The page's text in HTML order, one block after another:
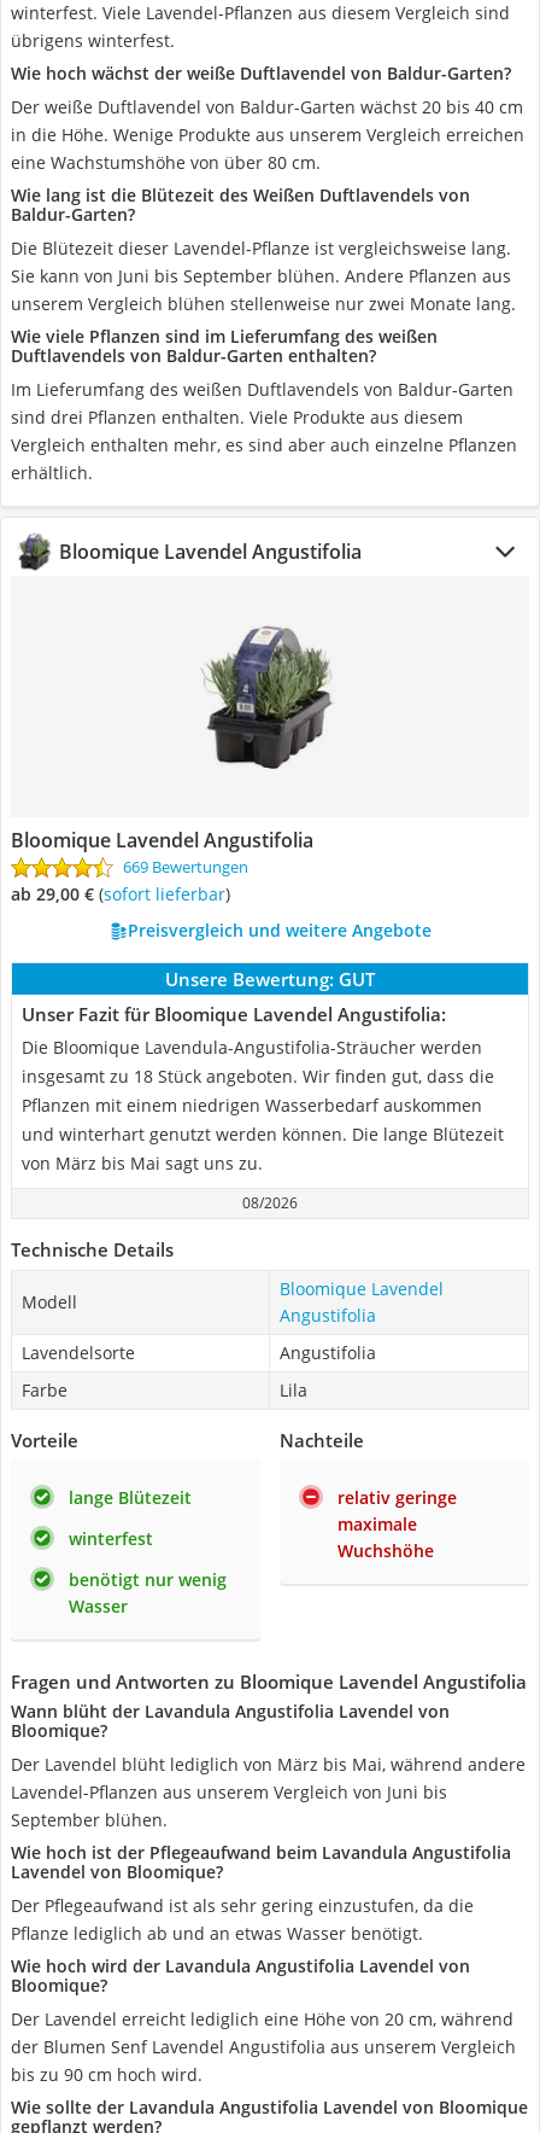
winterfest. Viele Lavendel-Pflanzen aus diesem Vergleich sind
übrigens winterfest.
Wie hoch wächst der weiße Duftlavendel von Baldur-Garten?
Der weiße Duftlavendel von Baldur-Garten wächst 20 bis 40 cm
in die Höhe. Wenige Produkte aus unserem Vergleich erreichen
eine Wachstumshöhe von über 80 cm.
Wie lang ist die Blütezeit des Weißen Duftlavendels von
Baldur-Garten?
Die Blütezeit dieser Lavendel-Pflanze ist vergleichsweise lang.
Sie kann von Juni bis September blühen. Andere Pflanzen aus
unserem Vergleich blühen stellenweise nur zwei Monate lang.
Wie viele Pflanzen sind im Lieferumfang des weißen
Duftlavendels von Baldur-Garten enthalten?
Im Lieferumfang des weißen Duftlavendels von Baldur-Garten
sind drei Pflanzen enthalten. Viele Produkte aus diesem
Vergleich enthalten mehr, es sind aber auch einzelne Pflanzen
erhältlich.
Bloomique Lavendel Angustifolia
Bloomique Lavendel Angustifolia
669 Bewertungen
ab 29,00 € ( Sofort lieferbar)
Preisvergleich und weitere Angebote
Unsere Bewertung: GUT
Unser Fazit für Bloomique Lavendel Angustifolia:
Die Bloomique Lavendula-Angustifolia-Sträucher werden
insgesamt zu 18 Stück angeboten. Wir finden gut, dass die
Pflanzen mit einem niedrigen Wasserbedarf auskommen
und winterhart genutzt werden können. Die lange Blütezeit
von März bis Mai sagt uns zu.
08/2026
Technische Details
Modell
Bloomique Lavendel
Angustifolia
Lavendelsorte
Angustifolia
Farbe
Lila
Vorteile
lange Blütezeit
winterfest
benötigt nur wenig
Wasser
Nachteile
relativ geringe
maximale
Wuchshöhe
Fragen und Antworten zu Bloomique Lavendel Angustifolia
Wann blüht der Lavandula Angustifolia Lavendel von
Bloomique?
Der Lavendel blüht lediglich von März bis Mai, während andere
Lavendel-Pflanzen aus unserem Vergleich von Juni bis
September blühen.
Wie hoch ist der Pflegeaufwand beim Lavandula Angustifolia
Lavendel von Bloomique?
Der Pflegeaufwand ist als sehr gering einzustufen, da die
Pflanze lediglich ab und an etwas Wasser benötigt.
Wie hoch wird der Lavandula Angustifolia Lavendel von
Bloomique?
Der Lavendel erreicht lediglich eine Höhe von 20 cm, während
der Blumen Senf Lavendel Angustifolia aus unserem Vergleich
bis zu 90 cm hoch wird.
Wie sollte der Lavandula Angustifolia Lavendel von Bloomique
gepflanzt werden?